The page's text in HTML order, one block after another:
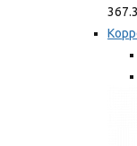
Мы